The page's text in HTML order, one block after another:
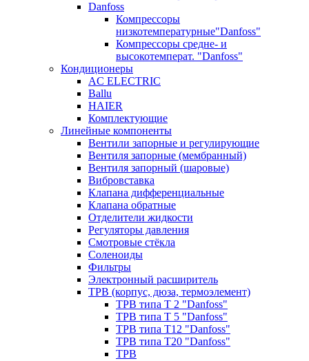
Danfoss
Компрессоры
низкотемпературные"Danfoss"
Компрессоры средне- и
высокотемперат. "Danfoss"
Кондиционеры
AC ELECTRIC
Ballu
HAIER
Комплектующие
Линейные компоненты
Вентили запорные и регулирующие
Вентиля запорные (мембранный)
Вентиля запорный (шаровые)
Вибровставка
Клапана дифференциальные
Клапана обратные
Отделители жидкости
Регуляторы давления
Смотровые стёкла
Соленоиды
Фильтры
Электронный расширитель
ТРВ (корпус, дюза, термоэлемент)
ТРВ типа Т 2 "Danfoss"
ТРВ типа Т 5 "Danfoss"
ТРВ типа Т12 "Danfoss"
ТРВ типа Т20 "Danfoss"
ТРВ